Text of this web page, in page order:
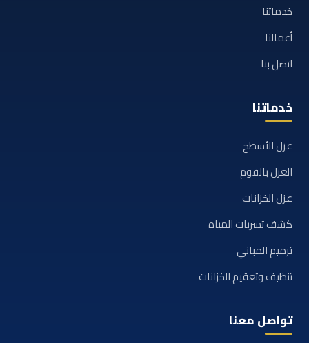
خدماتنا
أعمالنا
اتصل بنا
خدماتنا
عزل الأسطح
العزل بالفوم
عزل الخزانات
كشف تسربات المياه
ترميم المباني
تنظيف وتعقيم الخزانات
تواصل معنا